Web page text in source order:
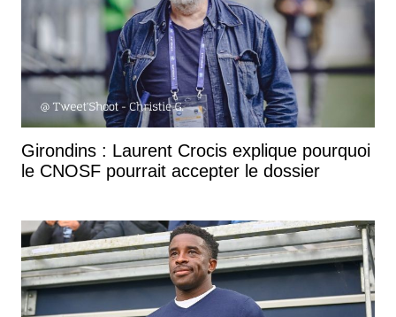
Girondins : Laurent Crocis explique pourquoi
le CNOSF pourrait accepter le dossier